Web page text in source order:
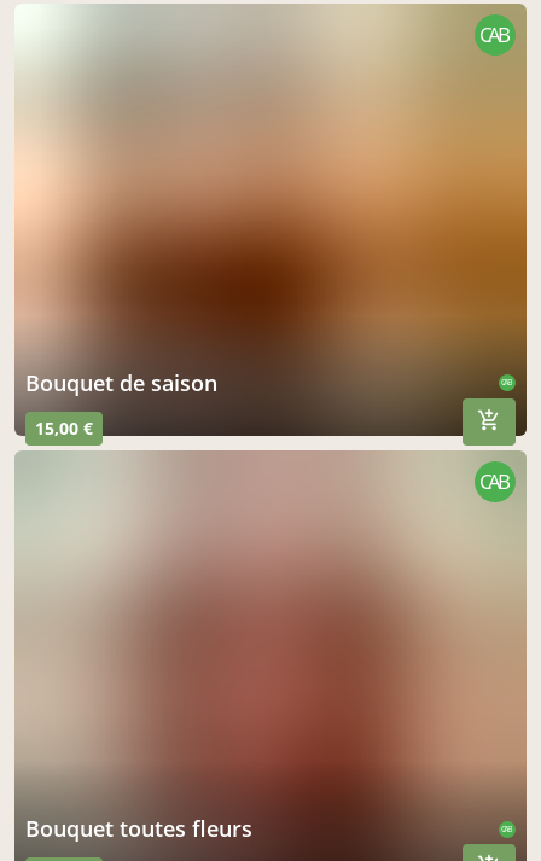
bouquet de saison CAB
15,00 €
CAB
bouquet toutes fleurs CAB
CAB